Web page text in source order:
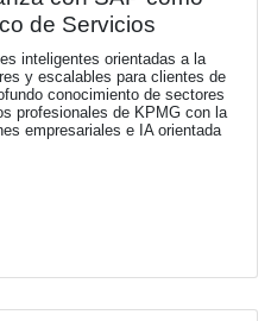
socios de la Cámara
Tax & Legal Leadership
a líderes y referentes
que están
a nivel local como